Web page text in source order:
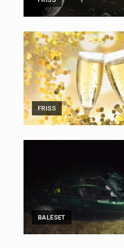
FRISS
BALESET